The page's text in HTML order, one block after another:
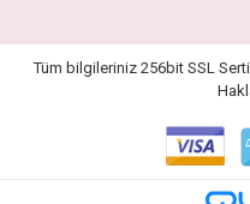
Tüm bilgileriniz 256bit SSL